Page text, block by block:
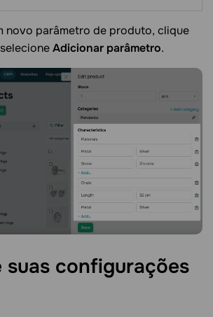
novo parâmetro de produto, clique
Adicionar parâmetro.
suas configurações